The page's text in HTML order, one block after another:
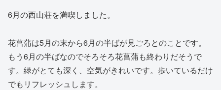
6月の西山荘を満喫しました。
花菖蒲は5月の末から6月の半ばが見ごろとのことです。
もう6月の半ばなのでそろそろ花菖蒲も終わりだそうで
す。緑がとても深く、空気がきれいです。歩いているだけ
でもリフレッシュします。